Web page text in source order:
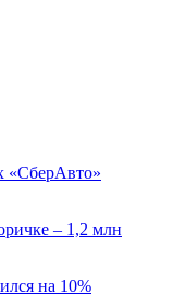
«СберАвто»
– 1,2 млн
на 10%